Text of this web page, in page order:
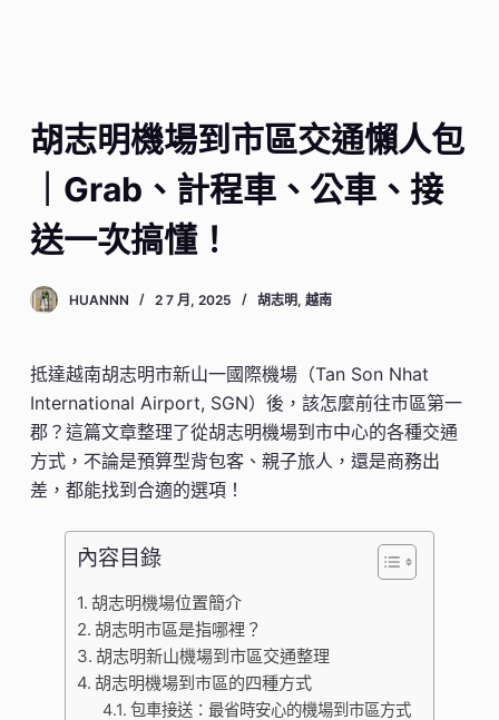
胡志明機場到市區交通懶人包
｜Grab、計程車、公車、接
送一次搞懂！
HUANNN 2 7 月, 2025 胡志明, 越南
抵達越南胡志明市新山一國際機場（Tan Son Nhat
International Airport, SGN）後，該怎麼前往市區第一
郡？這篇文章整理了從胡志明機場到市中心的各種交通
方式，不論是預算型背包客、親子旅人，還是商務出
差，都能找到合適的選項！
內容目錄
胡志明機場位置簡介
胡志明市區是指哪裡？
胡志明新山機場到市區交通整理
胡志明機場到市區的四種方式
包車接送：最省時安心的機場到市區方式